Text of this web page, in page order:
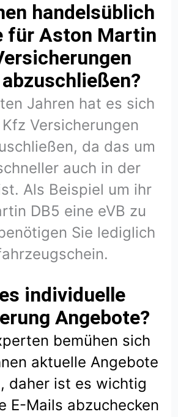
handelsüblich
für Aston Martin
Jahren hat es sich
Versicherungen
da das um
auch in der
Als Beispiel um ihr
DB5 eine eVB zu
Sie lediglich
individuelle
Angebote?
bemühen sich
aktuelle Angebote
daher ist es wichtig
E-Mails abzuchecken